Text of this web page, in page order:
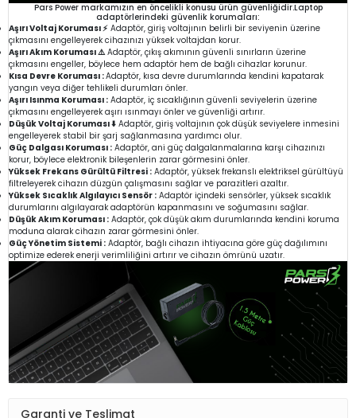
Pars Power markamızın en öncelikli konusu ürün güvenliğidir.Laptop
adaptörlerindeki güvenlik korumaları:
Aşırı Voltaj Koruması ⚡ Adaptör, giriş voltajının belirli bir seviyenin üzerine
çıkmasını engelleyerek cihazınızı yüksek voltajdan korur.
Aşırı Akım Koruması ⚠️Adaptör, çıkış akımının güvenli sınırların üzerine
çıkmasını engeller, böylece hem adaptör hem de bağlı cihazlar korunur.
Kısa Devre Koruması :Adaptör, kısa devre durumlarında kendini kapatarak
yangın veya diğer tehlikeli durumları önler.
Aşırı Isınma Koruması : Adaptör, iç sıcaklığının güvenli seviyelerin üzerine
çıkmasını engelleyerek aşırı ısınmayı önler ve güvenliği artırır.
Düşük Voltaj Koruması ⬇️ Adaptör, giriş voltajının çok düşük seviyelere inmesini
engelleyerek stabil bir şarj sağlanmasına yardımcı olur.
Güç Dalgası Koruması : Adaptör, ani güç dalgalanmalarına karşı cihazınızı
korur, böylece elektronik bileşenlerin zarar görmesini önler.
Yüksek Frekans Gürültü Filtresi : Adaptör, yüksek frekanslı elektriksel gürültüyü
filtreleyerek cihazın düzgün çalışmasını sağlar ve parazitleri azaltır.
Yüksek Sıcaklık Algılayıcı Sensör : Adaptör içindeki sensörler, yüksek sıcaklık
durumlarını algılayarak adaptörün kapanmasını ve soğumasını sağlar.
Düşük Akım Koruması : Adaptör, çok düşük akım durumlarında kendini koruma
moduna alarak cihazın zarar görmesini önler.
Güç Yönetim Sistemi : Adaptör, bağlı cihazın ihtiyacına göre güç dağılımını
optimize ederek enerji verimliliğini artırır ve cihazın ömrünü uzatır.
Garanti ve Teslimat